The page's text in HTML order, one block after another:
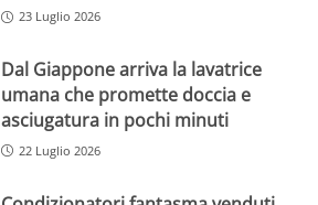
23 Luglio 2026
Dal Giappone arriva la lavatrice
umana che promette doccia e
asciugatura in pochi minuti
22 Luglio 2026